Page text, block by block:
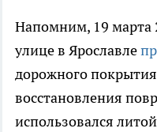
Напомним, 19 марта
улице в Ярославле
дорожного
восстановления
использовался